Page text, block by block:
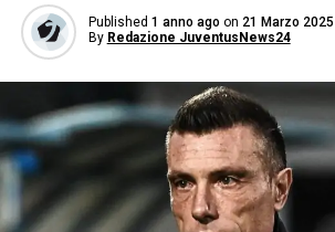
Published 1 anno ago on 21 Marzo 2025
By Redazione JuventusNews24